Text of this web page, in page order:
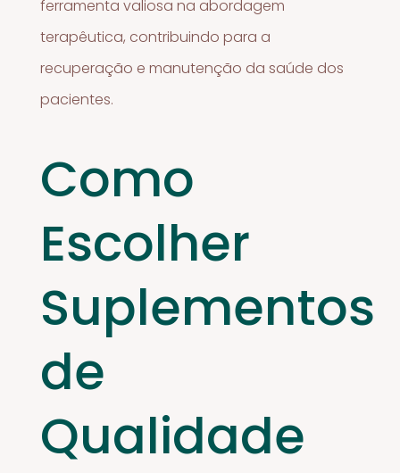
ferramenta valiosa na abordagem
terapêutica, contribuindo para a
recuperação e manutenção da saúde dos
pacientes.
Como
Escolher
Suplementos
de
Qualidade